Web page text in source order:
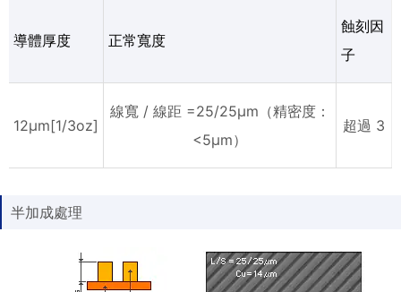
導體厚度 正常寬度
蝕刻因
子
12μm[1/3oz]
線寬 / 線距 =25/25μm（精密度：
<5μm）
超過 3
半加成處理